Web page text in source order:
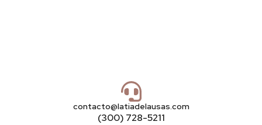
contacto@latiadelausas.com
(300) 728-5211